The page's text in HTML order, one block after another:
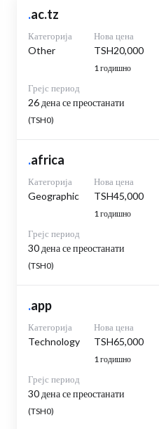
.ac.tz
Категорија
Other
Нова цена
TSH20,000
1 годишно
Грејс период
26 дена се преостанати
(TSH0)
.africa
Категорија
Geographic
Нова цена
TSH45,000
1 годишно
Грејс период
30 дена се преостанати
(TSH0)
.app
Категорија
Technology
Нова цена
TSH65,000
1 годишно
Грејс период
30 дена се преостанати
(TSH0)